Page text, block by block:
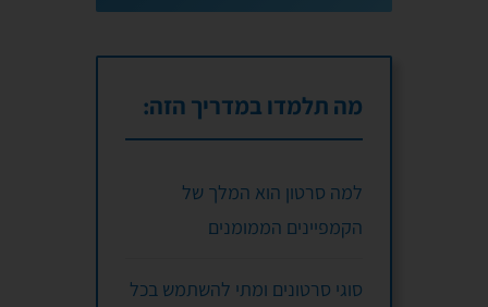
מה תלמדו במדריך הזה:
למה סרטון הוא המלך של
הקמפיינים הממומנים
סוגי סרטונים ומתי להשתמש בכל